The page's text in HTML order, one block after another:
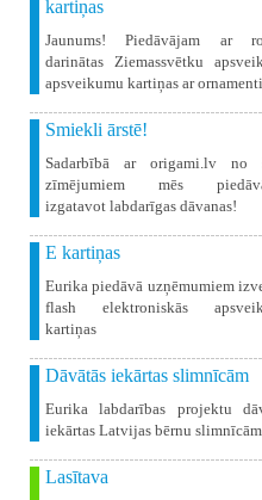
kartiņas
Jaunums! Piedāvājam ar
darinātas Ziemassvētku
apsveikumu kartiņas ar
Smiekli ārstē!
Sadarbībā ar origami.lv no
zīmējumiem mēs
izgatavot labdarīgas dāvanas!
E kartiņas
Eurika piedāvā uzņēmumiem
flash elektroniskās
kartiņas
Dāvātās iekārtas slimnīcām
Eurika labdarības projektu
iekārtas Latvijas bērnu slimnīcām
Lasītava